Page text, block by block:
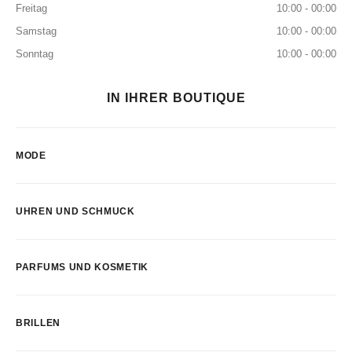
Freitag
10:00 - 00:00
Samstag
10:00 - 00:00
Sonntag
10:00 - 00:00
IN IHRER BOUTIQUE
MODE
UHREN UND SCHMUCK
PARFUMS UND KOSMETIK
BRILLEN